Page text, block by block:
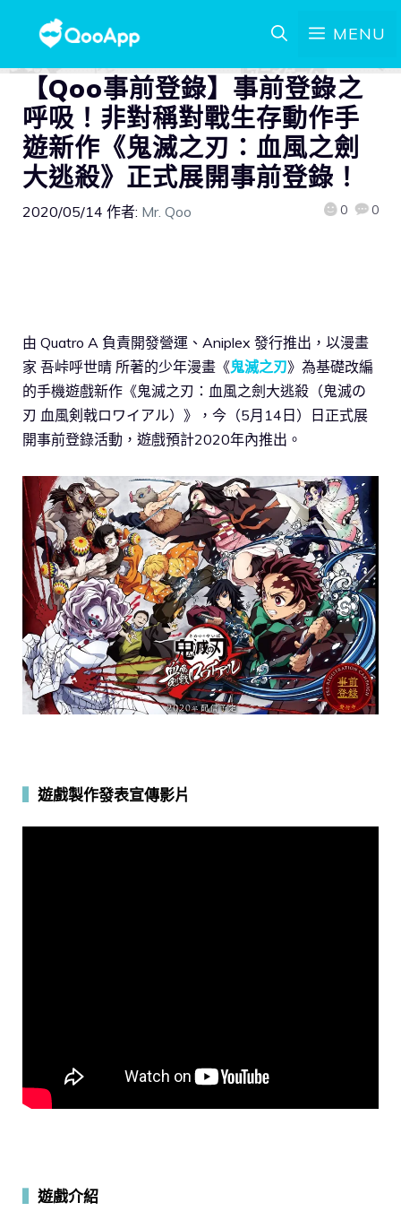
MENU
【Qoo事前登錄】事前登錄之
呼吸！非對稱對戰生存動作手
遊新作《鬼滅之刃：血風之劍
大逃殺》正式展開事前登錄！
2020/05/14 作者: Mr. Qoo 0 0
由 Quatro A 負責開發營運、Aniplex 發行推出，以漫畫
家 吾峠呼世晴 所著的少年漫畫《鬼滅之刃》為基礎改編
的手機遊戲新作《鬼滅之刃：血風之劍大逃殺（鬼滅の
刃 血風剣戟ロワイアル）》，今（5月14日）日正式展
開事前登錄活動，遊戲預計2020年內推出。
遊戲製作發表宣傳影片
遊戲介紹